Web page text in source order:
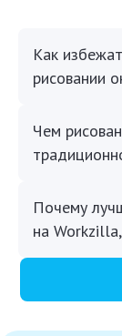
Как
рисовании
Чем
Почему
на